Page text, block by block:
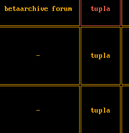
betaarchive forum tupla
- tupla
- tupla